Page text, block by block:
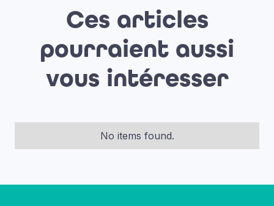
Ces articles
pourraient aussi
vous intéresser
No items found.